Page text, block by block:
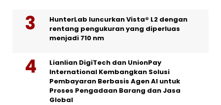
HunterLab luncurkan Vista® L2 dengan
rentang pengukuran yang diperluas
menjadi 710 nm
Lianlian DigiTech dan UnionPay
International Kembangkan Solusi
Pembayaran Berbasis Agen AI untuk
Proses Pengadaan Barang dan Jasa
Global